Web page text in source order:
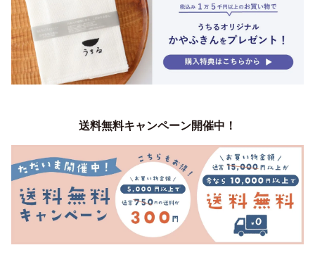
送料無料キャンペーン開催中！